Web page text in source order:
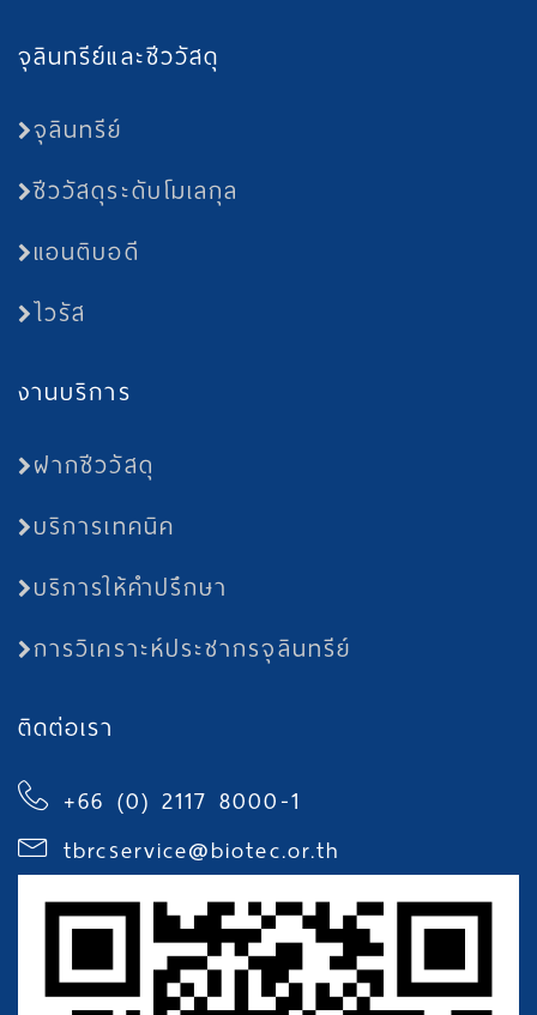
จุลินทรีย์และชีววัสดุ
จุลินทรีย์
ชีววัสดุระดับโมเลกุล
แอนติบอดี
ไวรัส
งานบริการ
ฝากชีววัสดุ
บริการเทคนิค
บริการให้คำปรึกษา
การวิเคราะห์ประชากรจุลินทรีย์
ติดต่อเรา
+66 (0) 2117 8000-1
tbrcservice@biotec.or.th